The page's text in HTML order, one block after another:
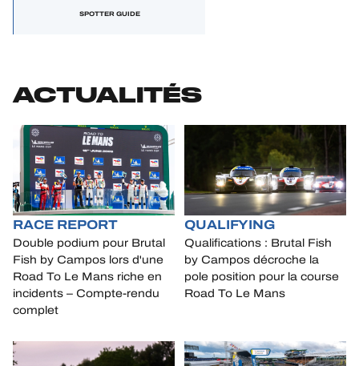
SPOTTER GUIDE
ACTUALITÉS
RACE REPORT
Double podium pour Brutal
Fish by Campos lors d'une
Road To Le Mans riche en
incidents – Compte-rendu
complet
QUALIFYING
Qualifications : Brutal Fish
by Campos décroche la
pole position pour la course
Road To Le Mans